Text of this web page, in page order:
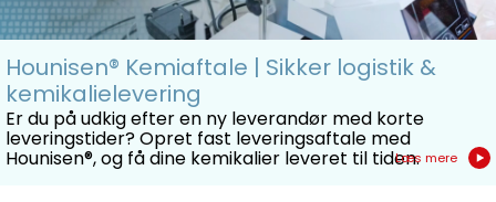
Hounisen® Kemiaftale | Sikker logistik &
kemikalielevering
Er du på udkig efter en ny leverandør med korte
leveringstider? Opret fast leveringsaftale med
Hounisen®, og få dine kemikalier leveret til tiden.Læs mere